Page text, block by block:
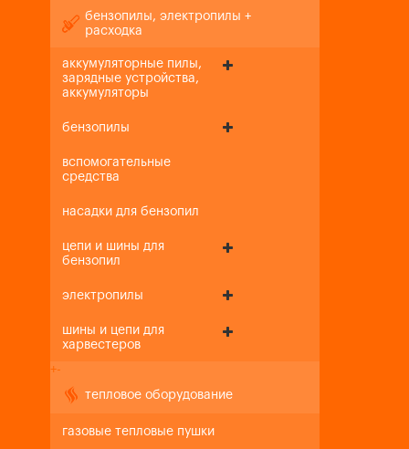
бензопилы, электропилы +
расходка
аккумуляторные пилы,
зарядные устройства,
аккумуляторы
бензопилы
вспомогательные
средства
насадки для бензопил
цепи и шины для
бензопил
электропилы
шины и цепи для
харвестеров
+-
тепловое оборудование
газовые тепловые пушки